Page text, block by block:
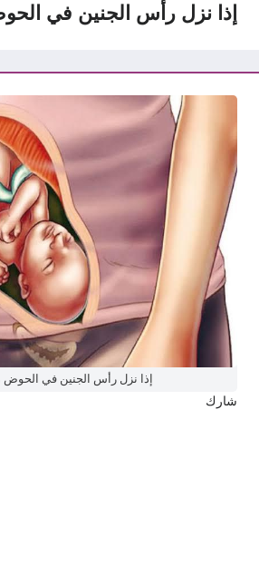
إذا نزل رأس الجنين في
إذا نزل رأس الجنين في الحوض
شارك